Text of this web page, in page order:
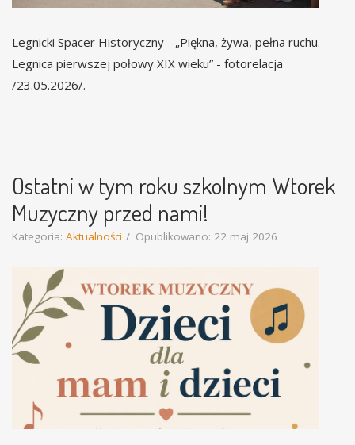
Legnicki Spacer Historyczny - „Piękna, żywa, pełna ruchu.
Legnica pierwszej połowy XIX wieku” - fotorelacja
/23.05.2026/.
Ostatni w tym roku szkolnym Wtorek
Muzyczny przed nami!
Kategoria: Aktualności Opublikowano: 22 maj 2026